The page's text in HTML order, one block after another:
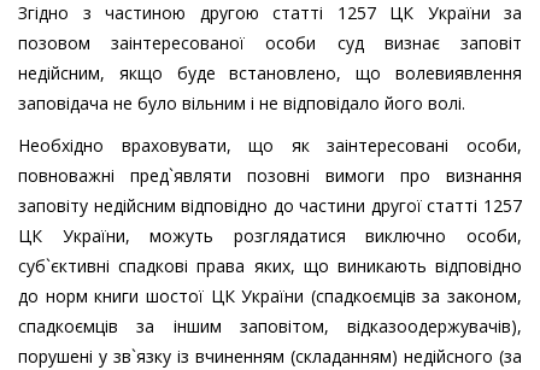
Згідно з частиною другою статті 1257 ЦК України за
позовом заінтересованої особи суд визнає заповіт
недійсним, якщо буде встановлено, що волевиявлення
заповідача не було вільним і не відповідало його волі.
Необхідно враховувати, що як заінтересовані особи,
повноважні пред`являти позовні вимоги про визнання
заповіту недійсним відповідно до частини другої статті 1257
ЦК України, можуть розглядатися виключно особи,
суб`єктивні спадкові права яких, що виникають відповідно
до норм книги шостої ЦК України (спадкоємців за законом,
спадкоємців за іншим заповітом, відказоодержувачів),
порушені у зв`язку із вчиненням (складанням) недійсного (за